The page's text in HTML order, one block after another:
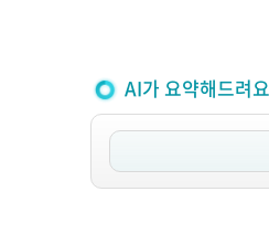
AI가 요약해드려요